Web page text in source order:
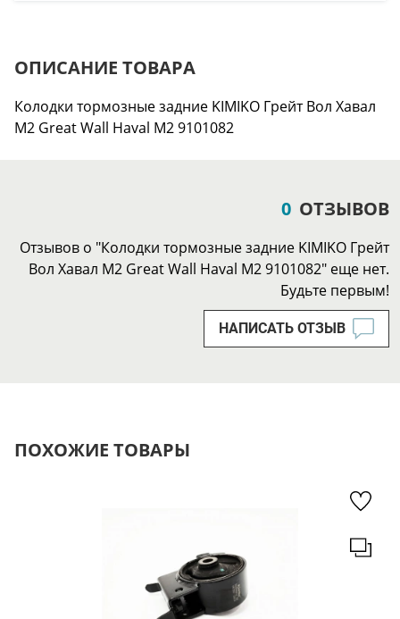
ОПИСАНИЕ ТОВАРА
Колодки тормозные задние KIMIKO Грейт Вол Хавал
М2 Great Wall Haval M2 9101082
0 ОТЗЫВОВ
Отзывов о "Колодки тормозные задние KIMIKO Грейт
Вол Хавал М2 Great Wall Haval M2 9101082" еще нет.
Будьте первым!
НАПИСАТЬ ОТЗЫВ
ПОХОЖИЕ ТОВАРЫ